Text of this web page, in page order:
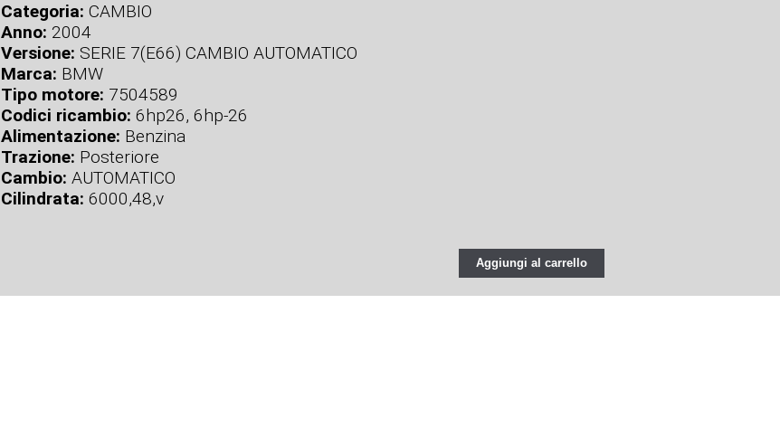
Categoria: CAMBIO
Anno: 2004
Versione: SERIE 7(E66) CAMBIO AUTOMATICO
Marca: BMW
Tipo motore: 7504589
Codici ricambio: 6hp26, 6hp-26
Alimentazione: Benzina
Trazione: Posteriore
Cambio: AUTOMATICO
Cilindrata: 6000,48,v
Aggiungi al carrello